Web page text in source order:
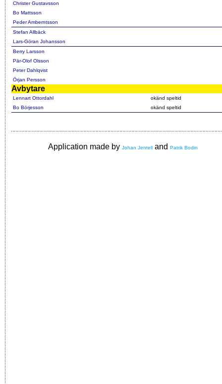
Christer Gustavsson
Bo Mattsson
Peder Amberntsson
Stefan Allbäck
Lars-Göran Johansson
Berry Larsson
Pär-Olof Olsson
Peter Dahlqvist
Örjan Persson
Avbytare
Lennart Ottordahl
okänd speltid
Bo Börjesson
okänd speltid
Application made by Johan Jentell and Patrik Bodin